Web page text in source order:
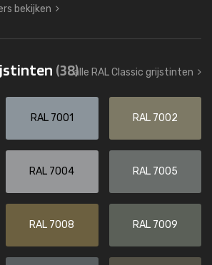
bekijken
(38)alle RAL Classic grijstinten
RAL 7001 RAL 7002
RAL 7004 RAL 7005
RAL 7008 RAL 7009